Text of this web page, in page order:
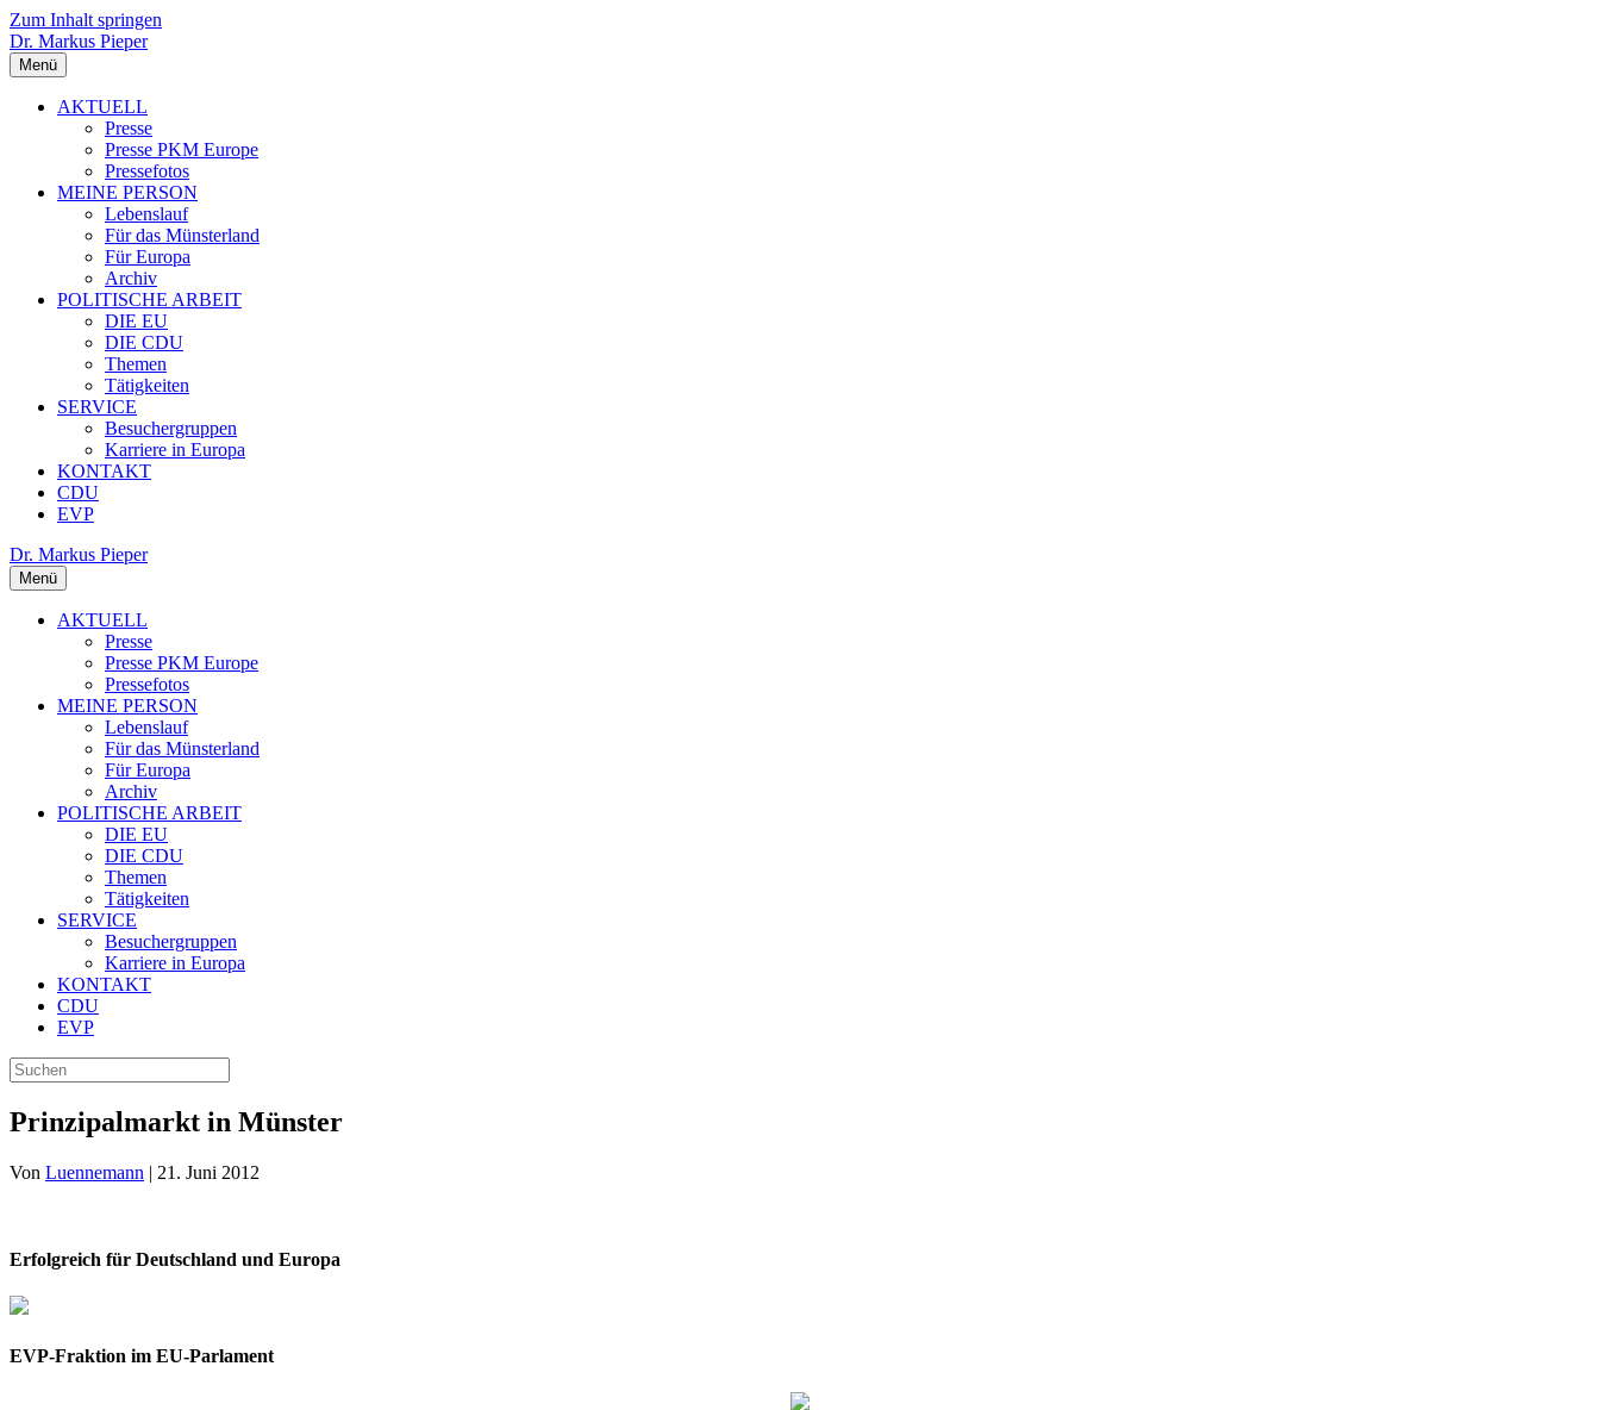
Zum Inhalt springen
Dr. Markus Pieper
Menü
AKTUELL
Presse
Presse PKM Europe
Pressefotos
MEINE PERSON
Lebenslauf
Für das Münsterland
Für Europa
Archiv
POLITISCHE ARBEIT
DIE EU
DIE CDU
Themen
Tätigkeiten
SERVICE
Besuchergruppen
Karriere in Europa
KONTAKT
CDU
EVP
Dr. Markus Pieper
Menü
AKTUELL
Presse
Presse PKM Europe
Pressefotos
MEINE PERSON
Lebenslauf
Für das Münsterland
Für Europa
Archiv
POLITISCHE ARBEIT
DIE EU
DIE CDU
Themen
Tätigkeiten
SERVICE
Besuchergruppen
Karriere in Europa
KONTAKT
CDU
EVP
Prinzipalmarkt in Münster
Von Luennemann | 21. Juni 2012
Erfolgreich für Deutschland und Europa
EVP-Fraktion im EU-Parlament